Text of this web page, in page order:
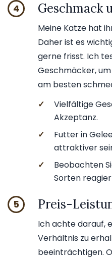
4 Geschmack
Meine Katze hat
Daher ist es
gerne frisst. Ich
Geschmäcker,
am besten
✓
Vielfältige
Akzeptanz.
✓
Futter in
attraktiver
✓
Beobachten
Sorten
5 Preis-
Ich achte darauf,
Verhältnis zu
beeinträchtigen.